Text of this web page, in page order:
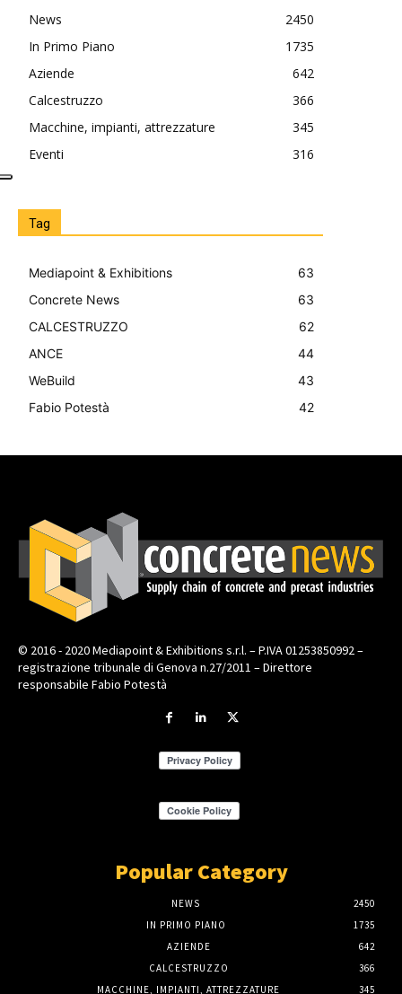
News
2450
In Primo Piano
1735
Aziende
642
Calcestruzzo
366
Macchine, impianti, attrezzature
345
Eventi
316
Tag
Mediapoint & Exhibitions
63
Concrete News
63
CALCESTRUZZO
62
ANCE
44
WeBuild
43
Fabio Potestà
42
© 2016 - 2020 Mediapoint & Exhibitions s.r.l. – P.IVA 01253850992 –
registrazione tribunale di Genova n.27/2011 – Direttore
responsabile Fabio Potestà
Popular Category
NEWS
2450
IN PRIMO PIANO
1735
AZIENDE
642
CALCESTRUZZO
366
MACCHINE, IMPIANTI, ATTREZZATURE
345